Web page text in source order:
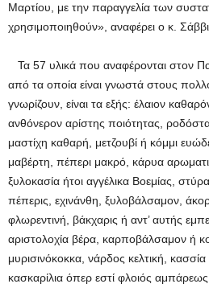
Μαρτίου, με την παραγγελία των
χρησιμοποιηθούν», αναφέρει ο κ.
Τα 57 υλικά που αναφέρονται στον
από τα οποία είναι γνωστά στους
γνωρίζουν, είναι τα εξής: έλαιον
ανθόνερον αρίστης ποιότητας,
μαστίχη καθαρή, μετζουβί ή κόμμι
μαβέρτη, πέπερι μακρό, κάρυα
ξυλοκασία ήτοι αγγέλικα Βοεμίας,
πέπερις, εχινάνθη, ξυλοβάλσαμον,
φλωρεντινή, βάκχαρις ή αντ’ αυτής
αριστολοχία βέρα, καρποβάλσαμον ή
μυρισινόκοκκα, νάρδος κελτική, κασσία
κασκαρίλια όπερ εστί φλοιός